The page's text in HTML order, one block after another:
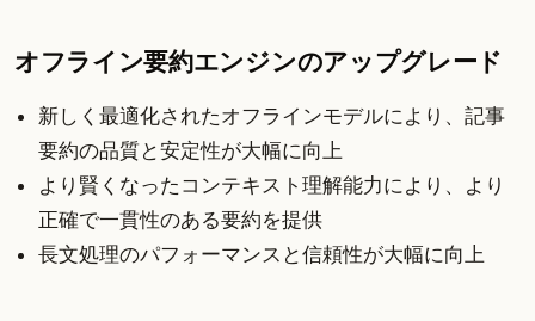
オフライン要約エンジンのアップグレード
新しく最適化されたオフラインモデルにより、記事
要約の品質と安定性が大幅に向上
より賢くなったコンテキスト理解能力により、より
正確で一貫性のある要約を提供
長文処理のパフォーマンスと信頼性が大幅に向上